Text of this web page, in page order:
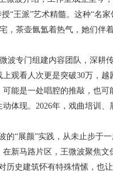
“王派”艺术精髓。这种“名
，茶壶氤氲着热气，她们
波专门组建内容团队，深
观看人次更是突破30万，越
能是一处唱腔的推敲，也
体现。 2026年，戏曲培训、
的“展颜”实践，从未止步
新马路片区，王微波聚焦
史建筑怀有特殊情愫，也